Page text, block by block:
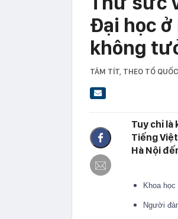
Đại học ở
không
TÂM TÍT , THEO TỔ QUỐC
Tuy chỉ
Tiếng
Hà Nội
Khoa
Người